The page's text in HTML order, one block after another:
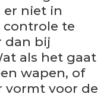
er niet in
controle te
dan bij
als het gaat
wapen, of
vormt voor de